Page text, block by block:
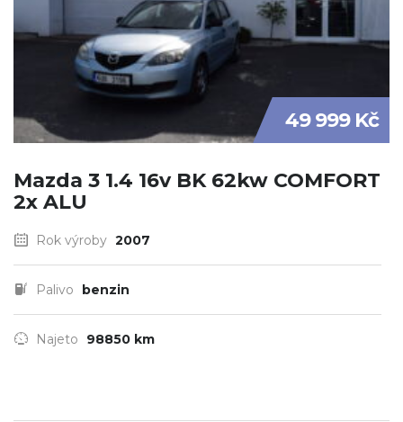
49 999 Kč
Mazda 3 1.4 16v BK 62kw COMFORT
2x ALU
Rok výroby 2007
Palivo benzin
Najeto 98850 km